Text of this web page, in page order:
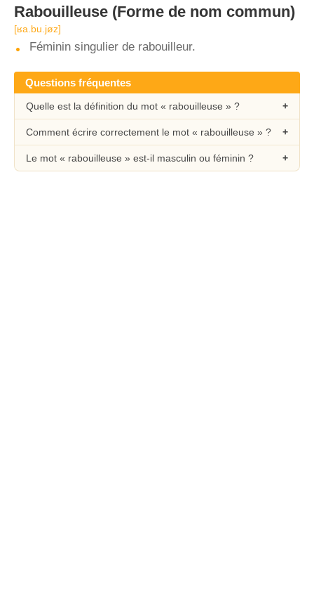
Rabouilleuse (Forme de nom commun)
[ʁa.bu.jøz]
Féminin singulier de rabouilleur.
Questions fréquentes
Quelle est la définition du mot « rabouilleuse » ?
Comment écrire correctement le mot « rabouilleuse » ?
Le mot « rabouilleuse » est-il masculin ou féminin ?